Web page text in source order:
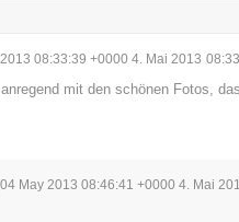
08:33:39 +0000 4. Mai 2013 08:33
mit den schönen Fotos,
May 2013 08:46:41 +0000 4. Mai